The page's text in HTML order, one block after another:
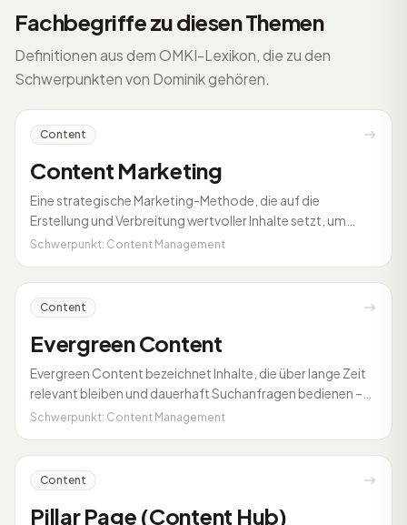
Fachbegriffe zu diesen Themen
Definitionen aus dem OMKI-Lexikon, die zu den
Schwerpunkten von Dominik gehören.
Content
Content Marketing
Eine strategische Marketing-Methode, die auf die
Erstellung und Verbreitung wertvoller Inhalte setzt, um
Zielgruppen anzuziehen.
Schwerpunkt: Content Management
Content
Evergreen Content
Evergreen Content bezeichnet Inhalte, die über lange Zeit
relevant bleiben und dauerhaft Suchanfragen bedienen –
etwa Anleitungen, Definitionen oder Grundlagenartikel. Im
Content kaum an Wert, braucht aber regelmäßige Pflege,
damit Fakten und Beispiele aktuell bleiben.
Schwerpunkt: Content Management
Content
Pillar Page (Content Hub)